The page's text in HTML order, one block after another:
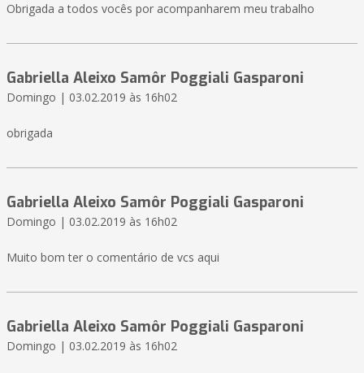
Obrigada a todos vocês por acompanharem meu trabalho
Gabriella Aleixo Samôr Poggiali Gasparoni
Domingo | 03.02.2019 às 16h02
obrigada
Gabriella Aleixo Samôr Poggiali Gasparoni
Domingo | 03.02.2019 às 16h02
Muito bom ter o comentário de vcs aqui
Gabriella Aleixo Samôr Poggiali Gasparoni
Domingo | 03.02.2019 às 16h02